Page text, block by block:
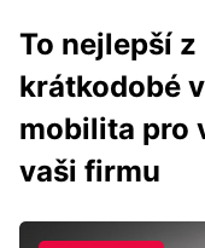
To nejlepší
krátkodobé
mobilita pro
vaši firmu